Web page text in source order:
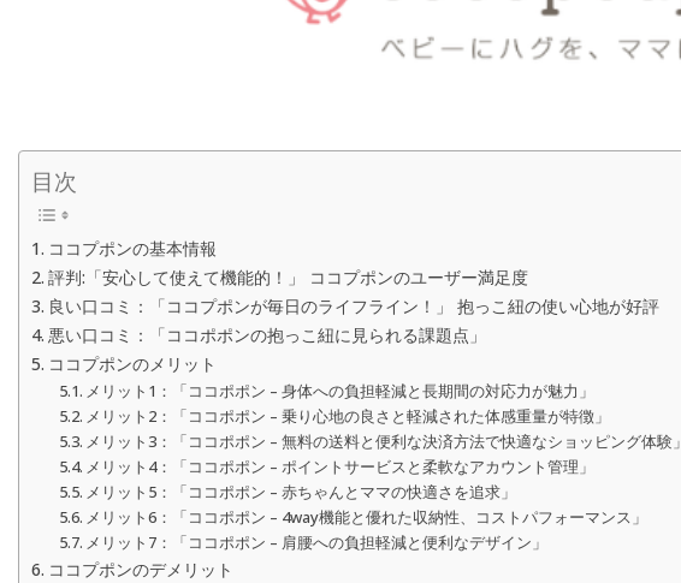
目次
ココプポンの基本情報
評判:「安心して使えて機能的！」 ココプポンのユーザー満足度
良い口コミ：「ココプポンが毎日のライフライン！」 抱っこ紐の使い心地が好評
悪い口コミ：「ココポポンの抱っこ紐に見られる課題点」
ココプポンのメリット
メリット1：「ココポポン – 身体への負担軽減と長期間の対応力が魅力」
メリット2：「ココポポン – 乗り心地の良さと軽減された体感重量が特徴」
メリット3：「ココポポン – 無料の送料と便利な決済方法で快適なショッピング体験」
メリット4：「ココポポン – ポイントサービスと柔軟なアカウント管理」
メリット5：「ココポポン – 赤ちゃんとママの快適さを追求」
メリット6：「ココポポン – 4way機能と優れた収納性、コストパフォーマンス」
メリット7：「ココポポン – 肩腰への負担軽減と便利なデザイン」
ココプポンのデメリット